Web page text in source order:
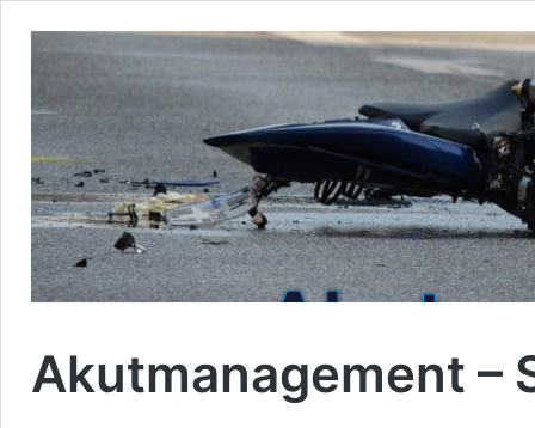
Akutmanagement –